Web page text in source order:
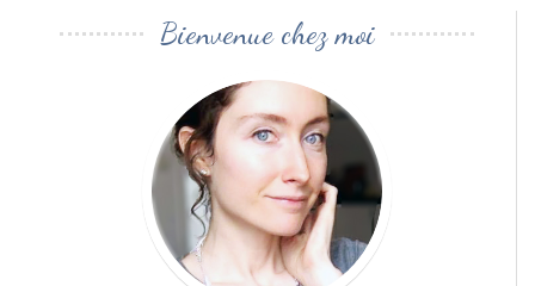
Bienvenue chez moi